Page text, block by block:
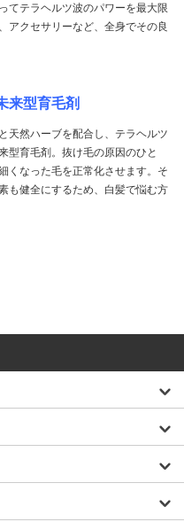
てテラヘルツ波のパワーを最大限
アクセサリーなど、全身でその良
来型育毛剤
天然ハーブを配合し、テラヘルツ
型育毛剤。抜け毛の原因のひと
くなった毛を正常化させます。そ
も健全にするため、白髪で悩む方